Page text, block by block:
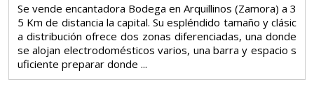
Se vende encantadora Bodega en Arquillinos (Zamora) a 3
5 Km de distancia la capital. Su espléndido tamaño y clásic
a distribución ofrece dos zonas diferenciadas, una donde
se alojan electrodomésticos varios, una barra y espacio s
uficiente preparar donde ...